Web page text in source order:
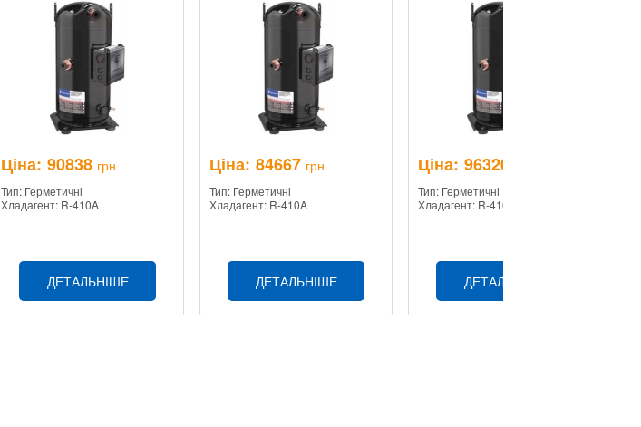
Ціна: 90838 грн
Тип: Герметичні
Хладагент: R-410A
ДЕТАЛЬНІШЕ
Ціна: 84667 грн
Тип: Герметичні
Хладагент: R-410A
ДЕТАЛЬНІШЕ
Ціна: 96320
Тип: Герметичні
Хладагент: R-410A
ДЕТАЛЬНІШЕ